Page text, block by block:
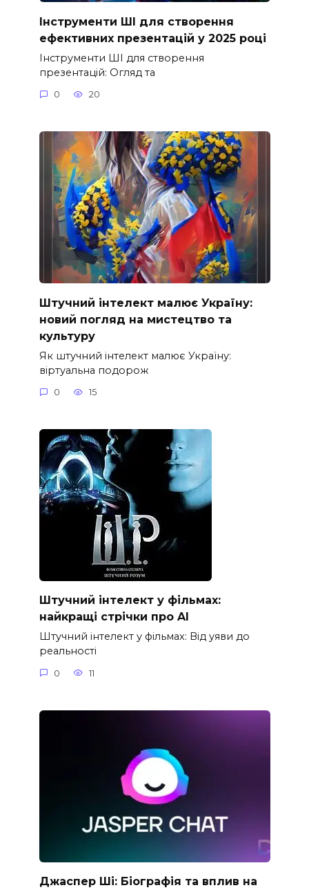
Інструменти ШІ для створення
ефективних презентацій у 2025 році
Інструменти ШІ для створення
презентацій: Огляд та
0 20
Штучний інтелект малює Україну:
новий погляд на мистецтво та
культуру
Як штучний інтелект малює Україну:
віртуальна подорож
0 15
Штучний інтелект у фільмах:
найкращі стрічки про AI
Штучний інтелект у фільмах: Від уяви до
реальності
0 11
Джаспер Ші: Біографія та вплив на